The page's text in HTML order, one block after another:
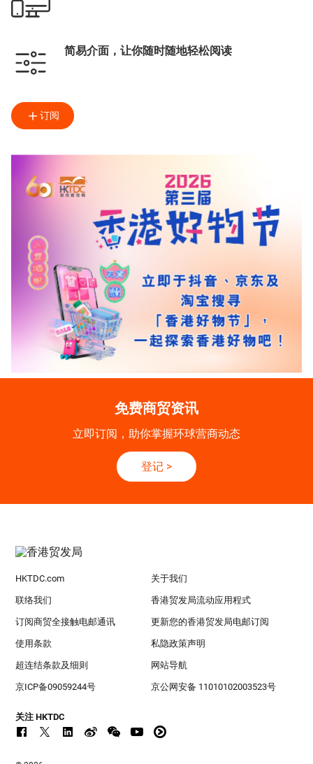
简易介面，让你随时随地轻松阅读
订阅
免费商贸资讯
立即订阅，助你掌握环球营商动态
登记 >
HKTDC.com 关于我们
联络我们 香港贸发局流动应用程式
订阅商贸全接触电邮通讯 更新您的香港贸发局电邮订阅
使用条款 私隐政策声明
超连结条款及细则 网站导航
京ICP备09059244号 京公网安备 11010102003523号
关注 HKTDC